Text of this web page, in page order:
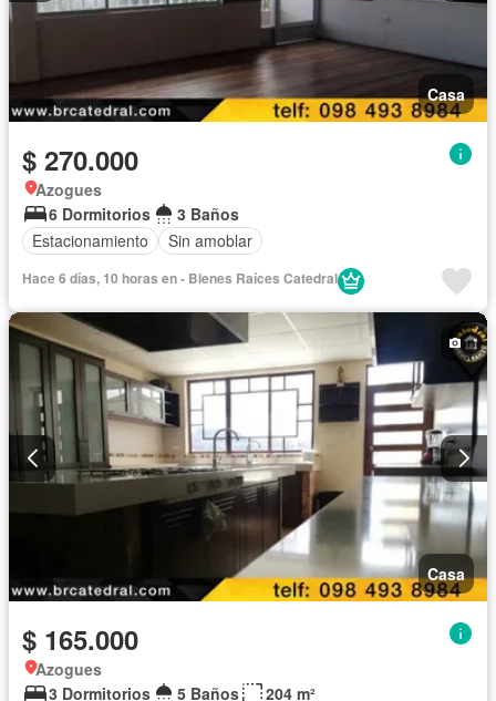
Casa
$ 270.000
Azogues
6 Dormitorios
3 Baños
Estacionamiento
Sin amoblar
Hace 6 días, 10 horas en - Bienes Raíces Catedral
Casa
$ 165.000
Azogues
3 Dormitorios
5 Baños 204 m²